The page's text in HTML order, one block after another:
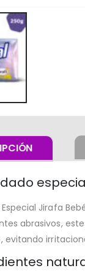
Especial Jirafa
abrasivos,
evitando